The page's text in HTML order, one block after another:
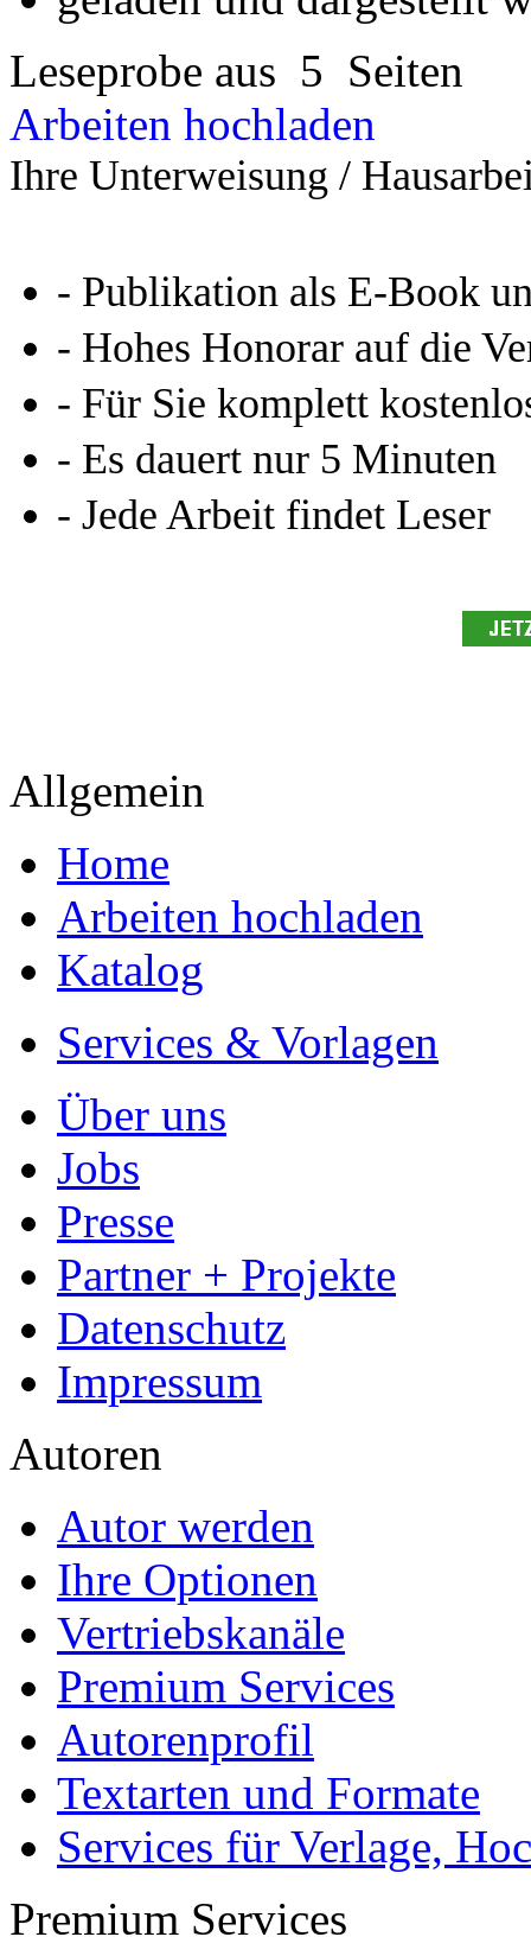
- Publikation als E-Book
- Hohes Honorar auf die
- Für Sie komplett
- Es dauert nur 5 Minuten
Allgemein
Services & Vorlagen
Über uns
Jobs
Presse
Partner + Projekte
Datenschutz
Impressum
Autoren
Autor werden
Ihre Optionen
Vertriebskanäle
Premium Services
Autorenprofil
Textarten und Formate
Services für Verlage,
Premium Services
Premium-Cover
EPUB-Konvertierung
Marketing-Pakete
Premium-Layout
Korrektorat